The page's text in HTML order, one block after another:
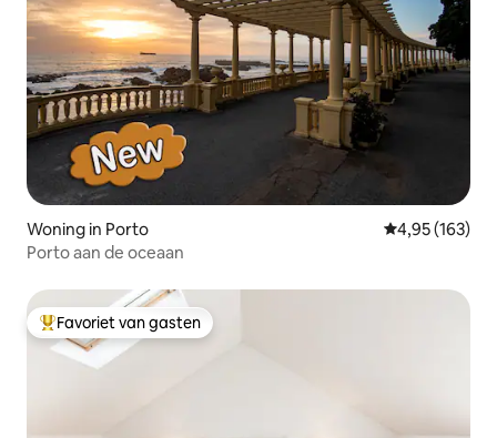
Woning in Porto Gemiddelde
4,95 (163)
Porto aan de oceaan
Topfavoriet van gasten
Favoriet van gasten